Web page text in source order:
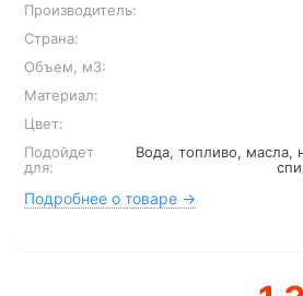
Производитель:
Страна:
Объем, м3:
Материал:
Цвет:
Подойдет
для:
Вода, топливо, масла,
Подробнее о товаре →